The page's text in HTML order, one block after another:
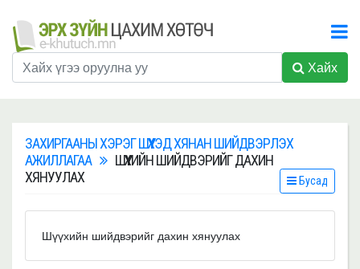
Хайх
ЗАХИРГААНЫ ХЭРЭГ ШҮҮХЭД ХЯНАН ШИЙДВЭРЛЭХ
АЖИЛЛАГАА
ШҮҮХИЙН ШИЙДВЭРИЙГ ДАХИН
ХЯНУУЛАХ
Бусад
Шүүхийн шийдвэрийг дахин хянуулах